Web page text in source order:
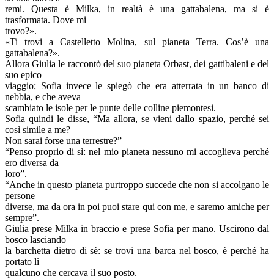
remi. Questa è Milka, in realtà è una gattabalena, ma si è
trasformata. Dove mi
trovo?».
«Ti trovi a Castelletto Molina, sul pianeta Terra. Cos’è una
gattabalena?».
Allora Giulia le raccontò del suo pianeta Orbast, dei gattibaleni e del
suo epico
viaggio; Sofia invece le spiegò che era atterrata in un banco di
nebbia, e che aveva
scambiato le isole per le punte delle colline piemontesi.
Sofia quindi le disse, “Ma allora, se vieni dallo spazio, perché sei
così simile a me?
Non sarai forse una terrestre?”
“Penso proprio di sì: nel mio pianeta nessuno mi accoglieva perché
ero diversa da
loro”.
“Anche in questo pianeta purtroppo succede che non si accolgano le
persone
diverse, ma da ora in poi puoi stare qui con me, e saremo amiche per
sempre”.
Giulia prese Milka in braccio e prese Sofia per mano. Uscirono dal
bosco lasciando
la barchetta dietro di sè: se trovi una barca nel bosco, è perché ha
portato lì
qualcuno che cercava il suo posto.